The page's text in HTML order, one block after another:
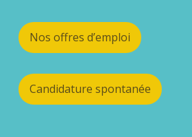
Nos offres d’emploi
Candidature spontanée